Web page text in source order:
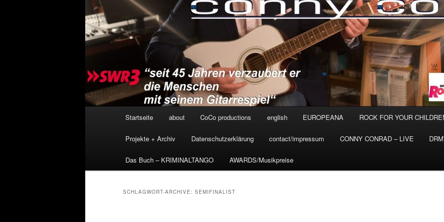
Startseite about CoCo productions english EUROPEANA ROCK FOR YOUR
Projekte + Archiv Datenschutzerklärung contact/impressum CONNY CONRAD – LIVE
Das Buch – KRIMINALTANGO AWARDS/Musikpreise
SCHLAGWORT-ARCHIVE: SEMIFINALIST